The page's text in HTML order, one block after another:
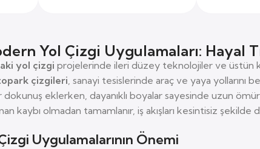
Yol Çizgi Uygulamaları:
yol çizgi projelerinde ileri düzey teknolojiler ve üstün
çizgileri, sanayi tesislerinde araç ve yaya
eklerken, dayanıklı boyalar sayesinde uzun
kaybı olmadan tamamlanır, iş akışları kesintisiz şekilde
Uygulamalarının Önemi